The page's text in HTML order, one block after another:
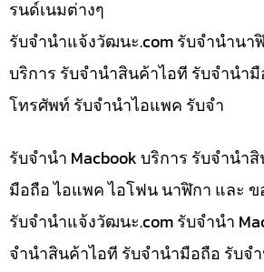
รนด์เนมต่างๆ
รับจํานําแจ้งวัฒนะ.com รับจำนำนา
บริการ รับจำนำสินค้าไอที รับจำนำ
โทรศัพท์ รับจำนำไอแพค รับจำ
รับจำนำ Macbook บริการ รับจำนำ
มือถือ ไอแพค ไอโฟน นาฬิกา และ
รับจํานําแจ้งวัฒนะ.com รับจำนำ
จำนำสินค้าไอที รับจำนำมือถือ รับจ